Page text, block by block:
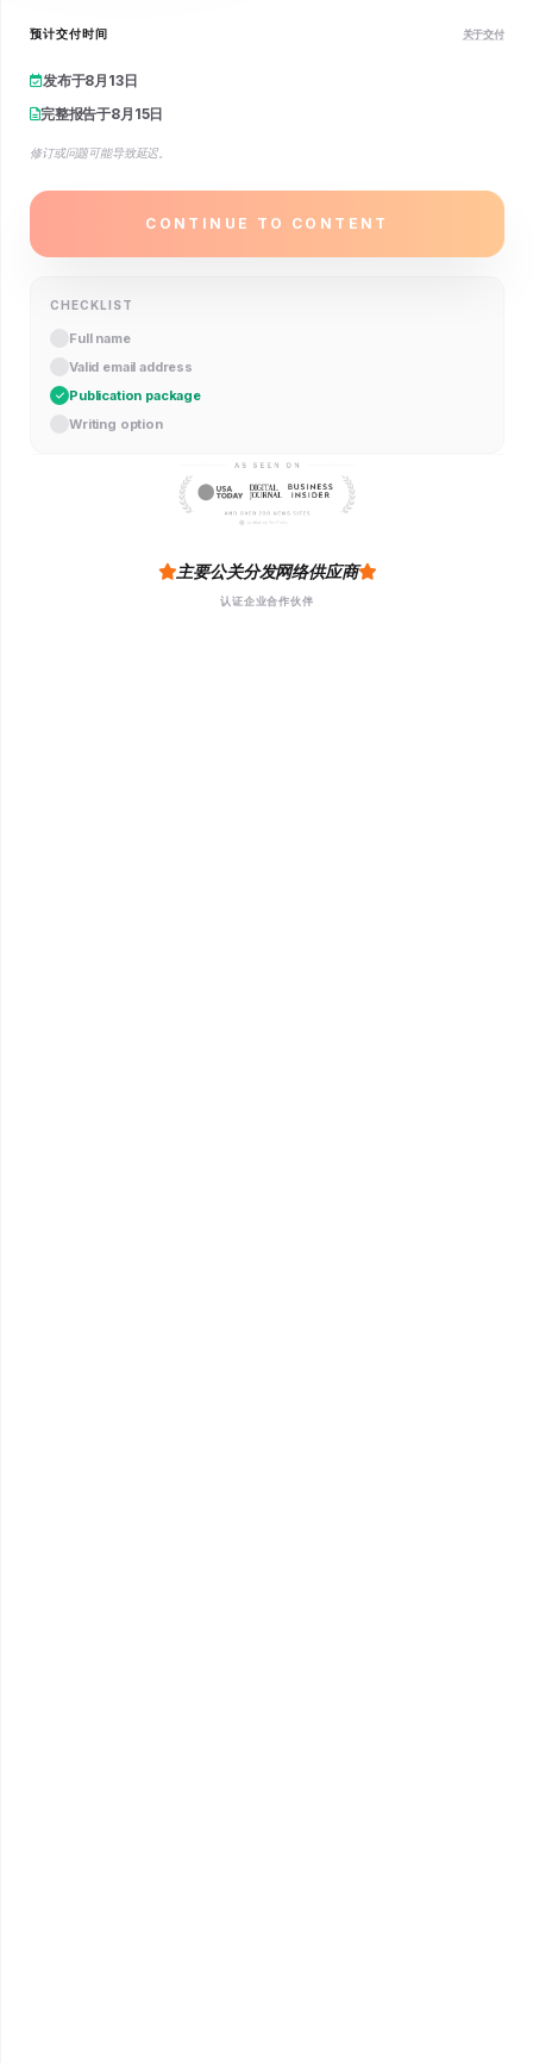
预计交付时间 关于交付
发布于8月13日
完整报告于8月15日
修订或问题可能导致延迟。
CONTINUE TO CONTENT
CHECKLIST
Full name
Valid email address
Publication package
Writing option
主要公关分发网络供应商
认证企业合作伙伴